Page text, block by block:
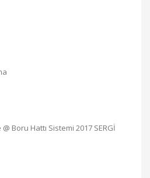
@ Boru Hattı Sistemi 2017 SERGİ